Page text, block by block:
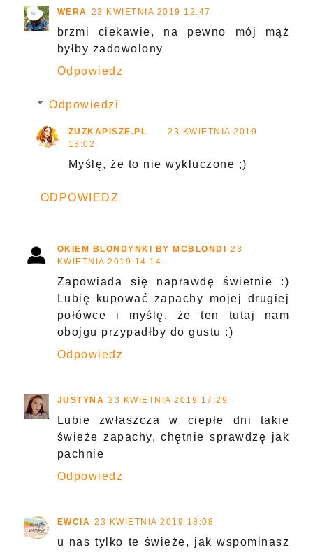
WERA 23 KWIETNIA 2019 12:47
brzmi ciekawie, na pewno mój mąż
byłby zadowolony
Odpowiedz
Odpowiedzi
ZUZKAPISZE.PL
23 KWIETNIA 2019
13:02
Myślę, że to nie wykluczone ;)
ODPOWIEDZ
OKIEM BLONDYNKI BY MCBLONDI
23
KWIETNIA 2019 14:14
Zapowiada się naprawdę świetnie :)
Lubię kupować zapachy mojej drugiej
połówce i myślę, że ten tutaj nam
obojgu przypadłby do gustu :)
Odpowiedz
JUSTYNA 23 KWIETNIA 2019 17:29
Lubie zwłaszcza w ciepłe dni takie
świeże zapachy, chętnie sprawdzę jak
pachnie
Odpowiedz
EWCIA 23 KWIETNIA 2019 18:08
u nas tylko te świeże, jak wspominasz